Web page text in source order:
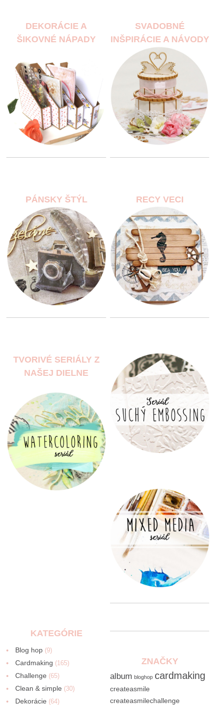
DEKORÁCIE A
ŠIKOVNÉ NÁPADY
SVADOBNÉ
INŠPIRÁCIE A NÁVODY
PÁNSKY ŠTÝL RECY VECI
TVORIVÉ SERIÁLY Z
NAŠEJ DIELNE
KATEGÓRIE
Blog hop (9)
Cardmaking (165)
Challenge (65)
Clean & simple (30)
Dekorácie (64)
ZNAČKY
album bloghop cardmaking
createasmile
createasmilechallenge